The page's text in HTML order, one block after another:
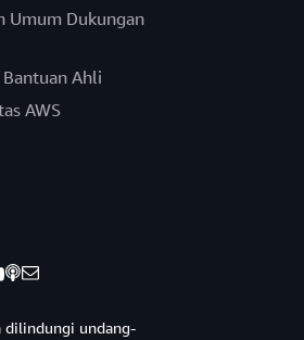
Umum Dukungan
Ahli
AWS
dilindungi undang-